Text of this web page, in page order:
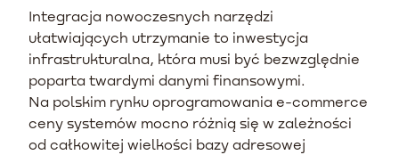
Integracja nowoczesnych narzędzi
ułatwiających utrzymanie to inwestycja
infrastrukturalna, która musi być bezwzględnie
poparta twardymi danymi finansowymi.
Na polskim rynku oprogramowania e-commerce
ceny systemów mocno różnią się w zależności
od całkowitej wielkości bazy adresowej